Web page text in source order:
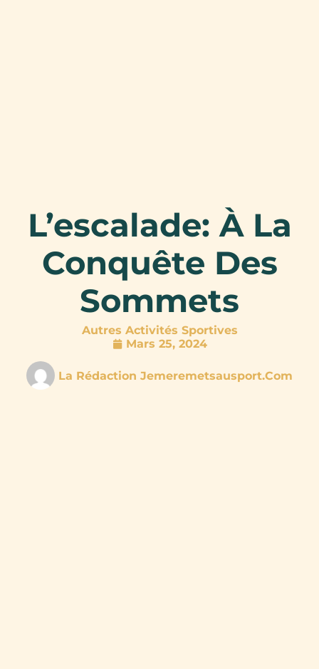
L’escalade: À La
Conquête Des
Sommets
Autres Activités Sportives
Mars 25, 2024
La Rédaction Jemeremetsausport.com